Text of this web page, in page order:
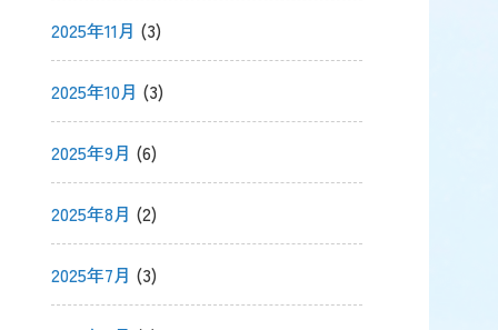
2025年11月 (3)
2025年10月 (3)
2025年9月 (6)
2025年8月 (2)
2025年7月 (3)